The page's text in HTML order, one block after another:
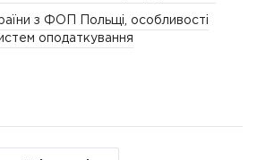
з ФОП Польщі, особливості
оподаткування